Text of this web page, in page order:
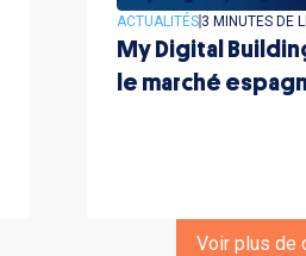
ACTUALITÉS 3 MINUTES DE
My Digital
le marché
Voir plus de